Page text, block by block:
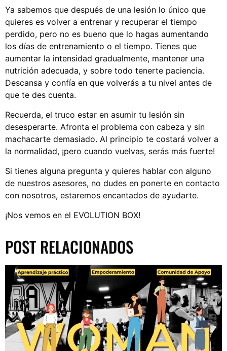
Ya sabemos que después de una lesión lo único que
quieres es volver a entrenar y recuperar el tiempo
perdido, pero no es bueno que lo hagas aumentando
los días de entrenamiento o el tiempo. Tienes que
aumentar la intensidad gradualmente, mantener una
nutrición adecuada, y sobre todo tenerte paciencia.
Descansa y confía en que volverás a tu nivel antes de
que te des cuenta.
Recuerda, el truco estar en asumir tu lesión sin
desesperarte. Afronta el problema con cabeza y sin
machacarte demasiado. Al principio te costará volver a
la normalidad, ¡pero cuando vuelvas, serás más fuerte!
Si tienes alguna pregunta y quieres hablar con alguno
de nuestros asesores, no dudes en ponerte en contacto
con nosotros, estaremos encantados de ayudarte.
¡Nos vemos en el EVOLUTION BOX!
POST RELACIONADOS